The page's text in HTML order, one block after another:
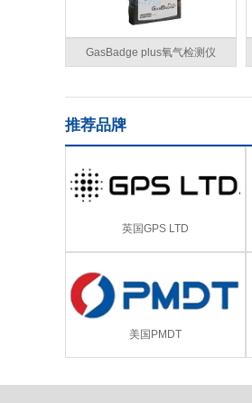
GasBadge plus氧气检测仪
推荐品牌
英国GPS LTD
美国PMDT